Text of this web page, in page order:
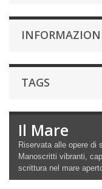
TAGS
Il Mare
Riservata alle opere di
Manoscritti vibranti,
scrittura nel mare